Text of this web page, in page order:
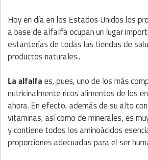
Hoy en día en los Estados Unidos los
a base de alfalfa ocupan un lugar
estanterías de todas las tiendas de
productos naturales..
La alfalfaes, pues, uno de los más
nutricinalmente ricos alimentos de los
ahora. En efecto, además de su alto
vitaminas, así como de minerales, es
y contiene todos los aminoácidos
proporciones adecuadas para el ser